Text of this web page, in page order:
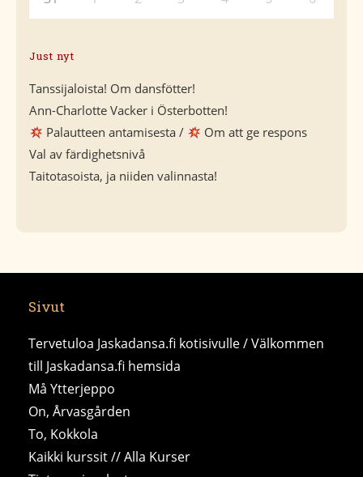
Just nyt
Tanssijaloista! Om dansfötter!
Ann-Charlotte Vacker i Österbotten!
Palautteen antamisesta /
Om att ge respons
Val av färdighetsnivå
Taitotasoista, ja niiden valinnasta!
Sivut
Tervetuloa Jaskadansa.fi kotisivulle / Välkommen
till Jaskadansa.fi hemsida
Må Ytterjeppo
On, Årvasgården
To, Kokkola
Kaikki kurssit // Alla Kurser